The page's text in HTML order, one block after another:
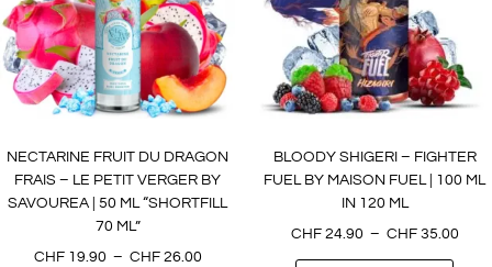
NECTARINE FRUIT DU DRAGON
FRAIS – LE PETIT VERGER BY
SAVOUREA | 50 ML “SHORTFILL
70 ML”
CHF19.90 – CHF26.00
BLOODY SHIGERI – FIGHTER
FUEL BY MAISON FUEL | 100 ML
IN 120 ML
CHF24.90 – CHF35.00